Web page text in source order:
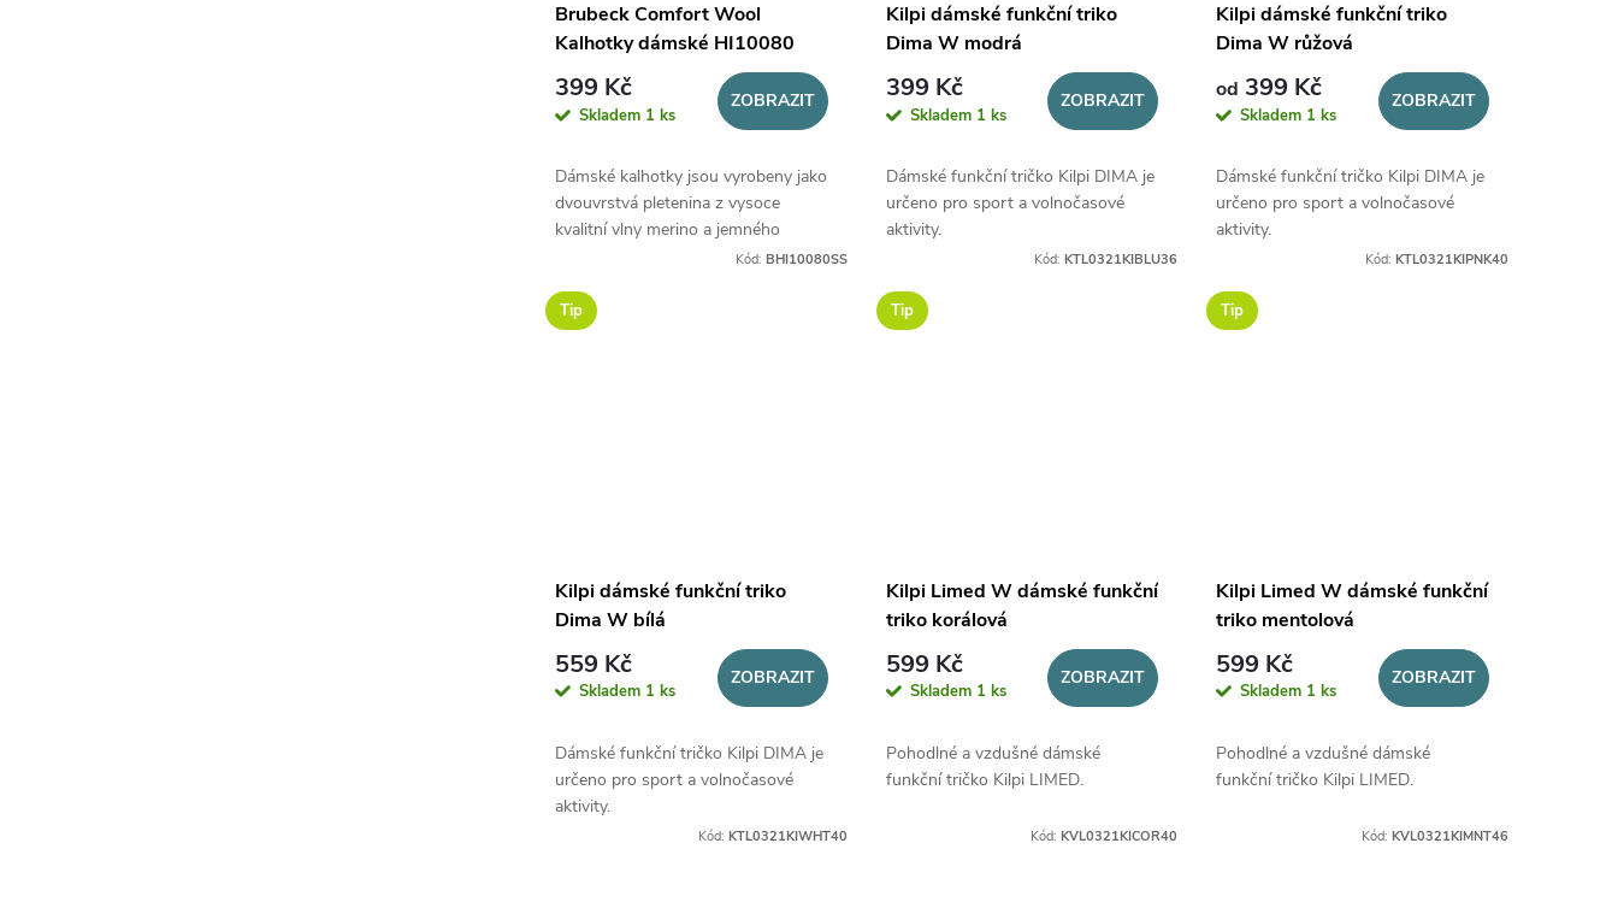
Brubeck Comfort Wool
Kalhotky dámské HI10080
černá
399 Kč
Skladem 1 ks
ZOBRAZIT
Dámské kalhotky jsou vyrobeny jako
dvouvrstvá pletenina z vysoce
kvalitní vlny merino a jemného
polyamidového vlákna, která
maximální komfort...
Kód: BHI10080SS
Kilpi dámské funkční triko
Dima W modrá
399 Kč
Skladem 1 ks
ZOBRAZIT
Dámské funkční tričko Kilpi DIMA je
určeno pro sport a volnočasové
aktivity.
Kód:KTL0321KIBLU36
Kilpi dámské funkční triko
Dima W růžová
od 399 Kč
Skladem 1 ks
ZOBRAZIT
Dámské funkční tričko Kilpi DIMA je
určeno pro sport a volnočasové
aktivity.
Kód: KTL0321KIPNK40
Tip
Kilpi dámské funkční triko
Dima W bílá
559 Kč
Skladem 1 ks
ZOBRAZIT
Dámské funkční tričko Kilpi DIMA je
určeno pro sport a volnočasové
aktivity.
Kód: KTL0321KIWHT40
Tip
Kilpi Limed W dámské funkční
triko korálová
599 Kč
Skladem 1 ks
ZOBRAZIT
Pohodlné a vzdušné dámské
funkční tričko Kilpi LIMED.
Kód:KVL0321KICOR40
Tip
Kilpi Limed W dámské funkční
triko mentolová
599 Kč
Skladem 1 ks
ZOBRAZIT
Pohodlné a vzdušné dámské
funkční tričko Kilpi LIMED.
Kód: KVL0321KIMNT46